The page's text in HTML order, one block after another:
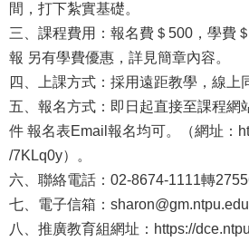
通
報
專
區
資
安
相
關
事
間，打下紮實基礎。
三、課程費用：報名費＄500，學費
報 另有學費優惠，詳見簡章內容。
四、上課方式：採用遠距教學，線上
五、報名方式：即日起直接至課程網
件 報名表Email報名均可。（網址：
/7KLq0y）。
六、聯絡電話：02-8674-1111轉
七、電子信箱：
八、推廣教育組網址：https://